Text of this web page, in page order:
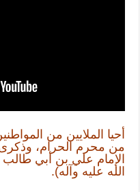
أحيا الملايين من
من محرم الحرام،
الإمام علي بن أبي
الله عليه وآله).